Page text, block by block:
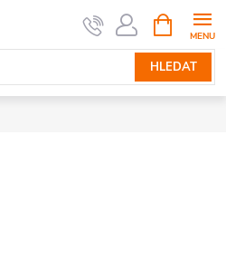
HLEDAT
NÁKUPNÍ
KOŠÍK